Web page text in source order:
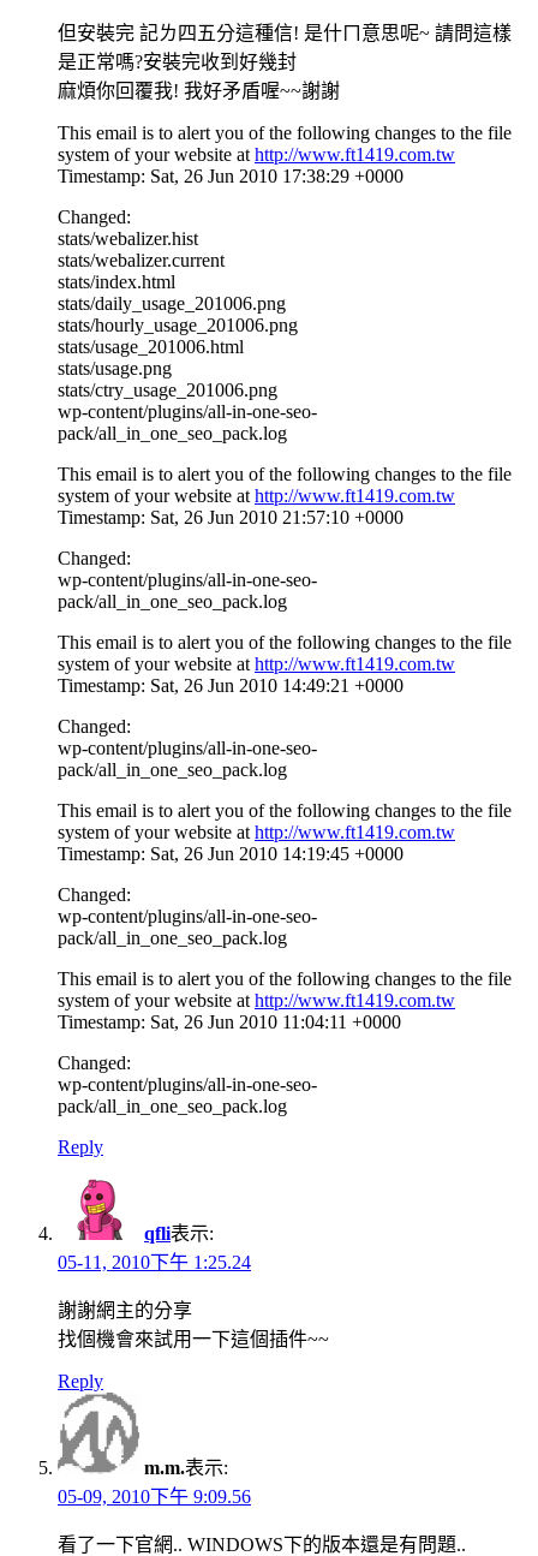
但安裝完 記ㄌ四五分這種信! 是什ㄇ意思呢~ 請問這樣
是正常嗎?安裝完收到好幾封
麻煩你回覆我! 我好矛盾喔~~謝謝
This email is to alert you of the following changes to the file
system of your website at http://www.ft1419.com.tw
Timestamp: Sat, 26 Jun 2010 17:38:29 +0000
Changed:
stats/webalizer.hist
stats/webalizer.current
stats/index.html
stats/daily_usage_201006.png
stats/hourly_usage_201006.png
stats/usage_201006.html
stats/usage.png
stats/ctry_usage_201006.png
wp-content/plugins/all-in-one-seo-
pack/all_in_one_seo_pack.log
This email is to alert you of the following changes to the file
system of your website at http://www.ft1419.com.tw
Timestamp: Sat, 26 Jun 2010 21:57:10 +0000
Changed:
wp-content/plugins/all-in-one-seo-
pack/all_in_one_seo_pack.log
This email is to alert you of the following changes to the file
system of your website at http://www.ft1419.com.tw
Timestamp: Sat, 26 Jun 2010 14:49:21 +0000
Changed:
wp-content/plugins/all-in-one-seo-
pack/all_in_one_seo_pack.log
This email is to alert you of the following changes to the file
system of your website at http://www.ft1419.com.tw
Timestamp: Sat, 26 Jun 2010 14:19:45 +0000
Changed:
wp-content/plugins/all-in-one-seo-
pack/all_in_one_seo_pack.log
This email is to alert you of the following changes to the file
system of your website at http://www.ft1419.com.tw
Timestamp: Sat, 26 Jun 2010 11:04:11 +0000
Changed:
wp-content/plugins/all-in-one-seo-
pack/all_in_one_seo_pack.log
Reply
qfli表示:
05-11, 2010下午 1:25.24
謝謝網主的分享
找個機會來試用一下這個插件~~
Reply
m.m.表示:
05-09, 2010下午 9:09.56
看了一下官網.. WINDOWS下的版本還是有問題..